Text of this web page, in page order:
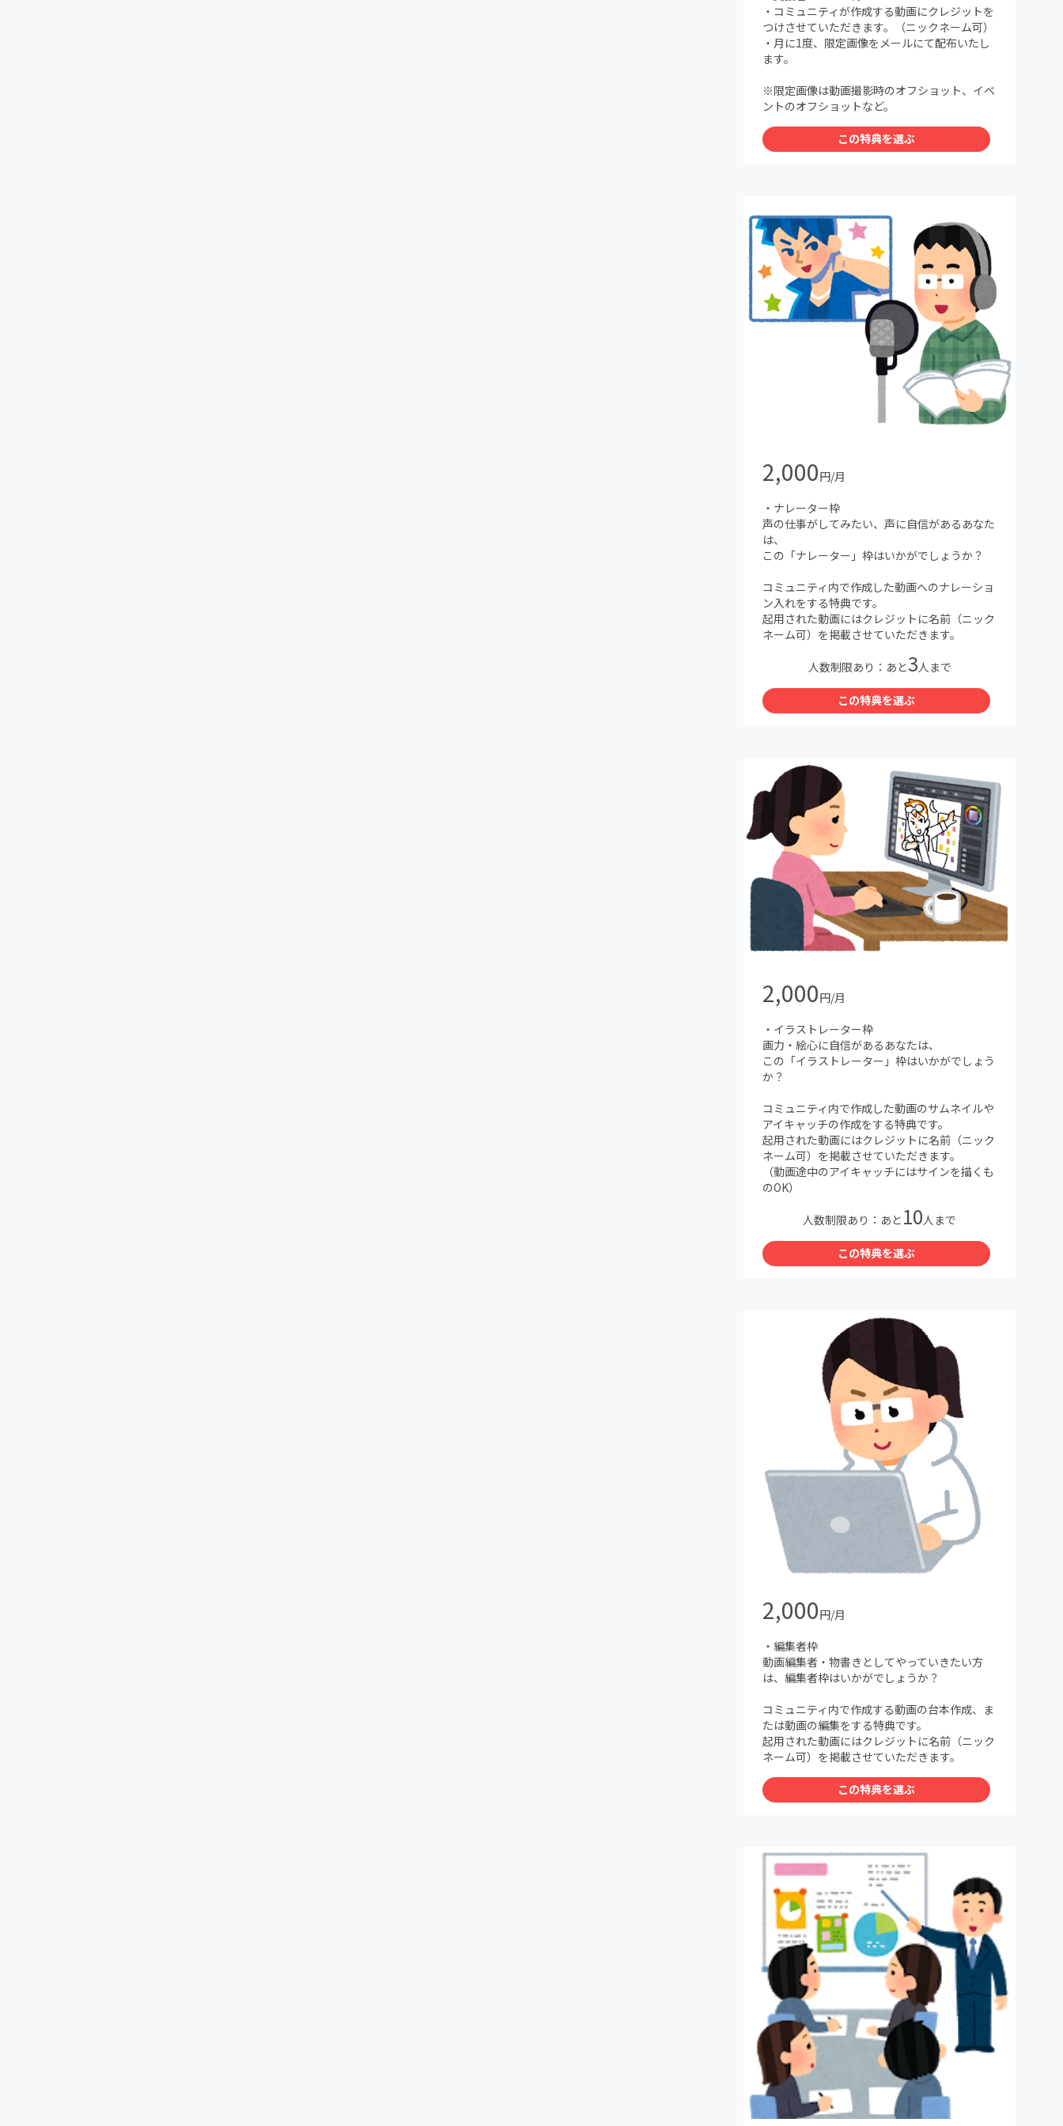
・コミュニティが作成する動画にクレジットを
つけさせていただきます。（ニックネーム可）
・月に1度、限定画像をメールにて配布いたし
ます。
※限定画像は動画撮影時のオフショット、イベ
ントのオフショットなど。
この特典を選ぶ
2,000円/月
・ナレーター枠
声の仕事がしてみたい、声に自信があるあなた
は、
この「ナレーター」枠はいかがでしょうか？
コミュニティ内で作成した動画へのナレーショ
ン入れをする特典です。
起用された動画にはクレジットに名前（ニック
ネーム可）を掲載させていただきます。
人数制限あり：あと3人まで
この特典を選ぶ
2,000円/月
・イラストレーター枠
画力・絵心に自信があるあなたは、
この「イラストレーター」枠はいかがでしょう
か？
コミュニティ内で作成した動画のサムネイルや
アイキャッチの作成をする特典です。
起用された動画にはクレジットに名前（ニック
ネーム可）を掲載させていただきます。
（動画途中のアイキャッチにはサインを描くも
のOK）
人数制限あり：あと 10人まで
この特典を選ぶ
2,000円/月
・編集者枠
動画編集者・物書きとしてやっていきたい方
は、編集者枠はいかがでしょうか？
コミュニティ内で作成する動画の台本作成、ま
たは動画の編集をする特典です。
起用された動画にはクレジットに名前（ニック
ネーム可）を掲載させていただきます。
この特典を選ぶ